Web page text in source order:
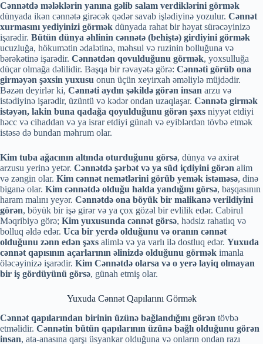
Cənnətdə mələklərin yanına gəlib salam verdiklərini görmək
dünyada ikən cənnətə girəcək qədər savab işlədiyinə yozulur. Cənnət
xurmasını yediyinizi görmək dünyada rahat bir həyat sürəcəyinizə
işarədir. Bütün dünya əhlinin cənnətə (behiştə) girdiyini görmək
ucuzluğa, hökumətin ədalətinə, məhsul və ruzinin bolluğuna və
bərəkətinə işarədir. Cənnətdən qovulduğunu görmək, yoxsulluğa
düçar olmağa dəlilidir. Başqa bir rəvayətə görə: Cənnəti görüb ona
girməyən şəxsin yuxusu onun üçün xeyirxah əməliylə müjdədir.
Bəzən deyirlər ki, Cənnəti aydın şəkildə görən insan arzu və
istədiyinə işarədir, üzüntü və kədər ondan uzaqlaşar. Cənnətə girmək
istəyən, lakin buna qadağa qoyulduğunu görən şəxs niyyət etdiyi
həcc və cihaddan və ya israr etdiyi günah və eyiblərdən tövbə etmək
istəsə də bundan məhrum olar.
Kim tuba ağacının altında oturduğunu görsə, dünya və axirət
arzusu yerinə yetər. Cənnətdə şərbət və ya süd içdiyini görən alim
və zəngin olar. Kim cənnət nemətlərini görüb yemək istəməsə, dinə
biganə olar. Kim cənnətdə olduğu halda yandığını görsə, başqasının
haram malını yeyər. Cənnətdə ona böyük bir malikanə verildiyini
görən, böyük bir işə girər və ya çox gözəl bir evlilik edər. Cabirul
Məqribiyə görə; Kim yuxusunda cənnət görsə, hədsiz rahatlıq və
bolluq əldə edər. Uca bir yerdə olduğunu və oranın cənnət
olduğunu zənn edən şəxs alimlə və ya varlı ilə dostluq edər. Yuxuda
cənnət qapısının açarlarının əlinizdə olduğunu görmək imanla
öləcəyinizə işarədir. Kim Cənnətdə olarsa və o yerə layiq olmayan
bir iş gördüyünü görsə, günah etmiş olar.
Yuxuda Cənnət Qapılarını Görmək
Cənnət qapılarından birinin üzünə bağlandığını görən tövbə
etməlidir. Cənnətin bütün qapılarının üzünə bağlı olduğunu görən
insan, ata-anasına qarşı üsyankar olduğuna və onların ondan razı